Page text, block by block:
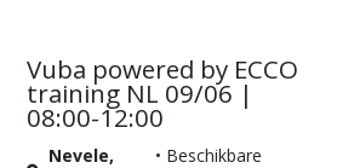
Vuba powered by ECCO
training NL 09/06 |
08:00-12:00
Nevele,
• Beschikbare